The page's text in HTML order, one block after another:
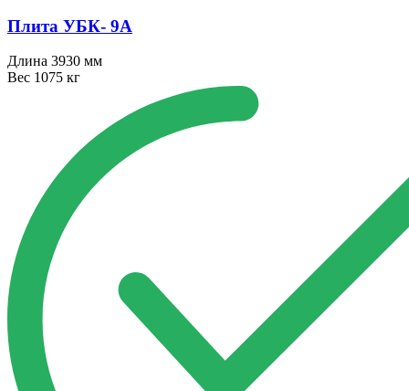
Плита УБК⁠-⁠ 9А
Длина 3930 мм
Вес 1075 кг